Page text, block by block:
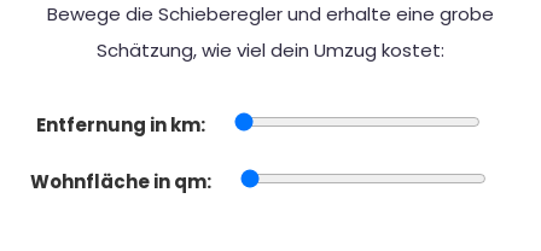
Bewege die Schieberegler und erhalte eine grobe
Schätzung, wie viel dein Umzug kostet:
Entfernung in km:
Wohnfläche in qm: